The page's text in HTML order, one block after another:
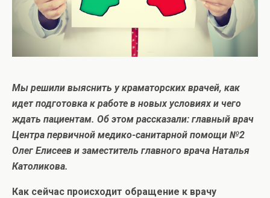
Мы решили выяснить у краматорских врачей, как
идет подготовка к работе в новых условиях и чего
ждать пациентам. Об этом рассказали: главный врач
Центра первичной медико-санитарной помощи №2
Олег Елисеев и заместитель главного врача Наталья
Католикова.
Как сейчас происходит обращение к врачу